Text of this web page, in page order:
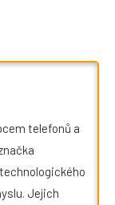
telefonů a
Jejich